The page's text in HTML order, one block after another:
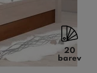
20
barev